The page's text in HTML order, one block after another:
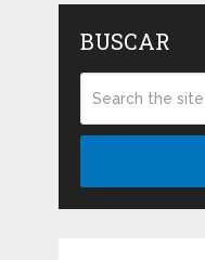
BUSCAR